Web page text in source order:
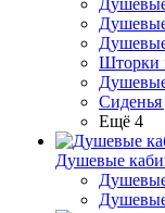
Шторки
Ещё 4
Душевые